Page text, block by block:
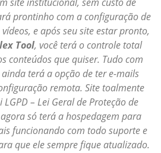
prontinho com a configuração de
e após seu site estar pronto,
Tool, você terá o controle total
conteúdos que quiser. Tudo com
terá a opção de ter e-mails
remota. Site toalmente
– Lei Geral de Proteção de
só terá a hospedagem para
funcionando com todo suporte e
que ele sempre fique atualizado.